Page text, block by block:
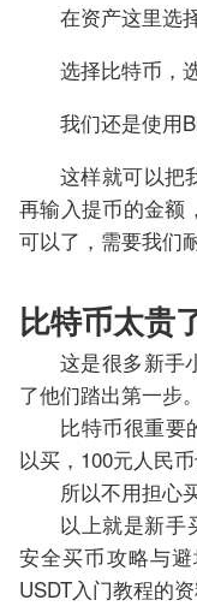
在资产这里选
选择比特币，
我们还是使用
这样就可以把
再输入提币的金额
可以了，需要我们
比特币太贵
这是很多新手
了他们踏出第一步。
比特币很重要
以买，100元人民币
所以不用担心
以上就是新手
安全买币攻略与
USDT入门教程的